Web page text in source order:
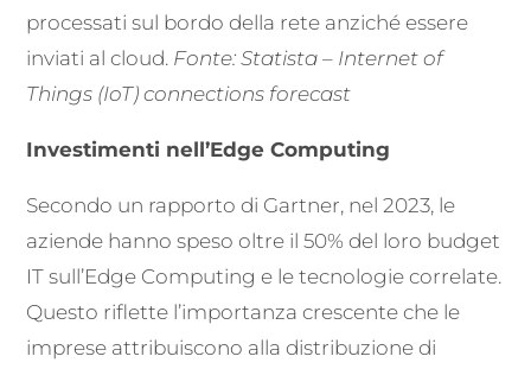
processati sul bordo della rete anziché essere
inviati al cloud. Fonte: Statista – Internet of
Things (IoT) connections forecast
Investimenti nell’Edge Computing
Secondo un rapporto di Gartner, nel 2023, le
aziende hanno speso oltre il 50% del loro budget
IT sull’Edge Computing e le tecnologie correlate.
Questo riflette l’importanza crescente che le
imprese attribuiscono alla distribuzione di